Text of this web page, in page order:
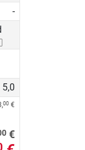
-
5,0
00 €
€